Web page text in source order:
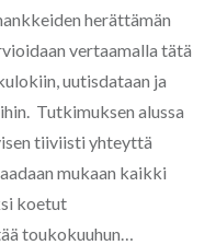
herättämän
vertaamalla tätä
uutisdataan ja
Tutkimuksen alussa
tiiviisti yhteyttä
mukaan kaikki
koetut
toukokuuhun…